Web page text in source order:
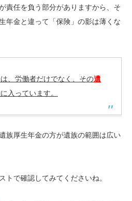
責任を負う部分がありますから、そ
年金と違って「保険」の影は薄くな
、労働者だけでなく、その遺
入っています。
族厚生年金の方が遺族の範囲は広い
トで確認してみてくださいね。